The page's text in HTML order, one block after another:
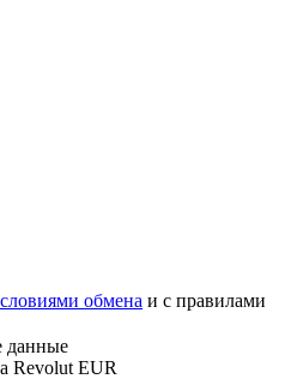
обмена и с правилами
данные
Revolut EUR